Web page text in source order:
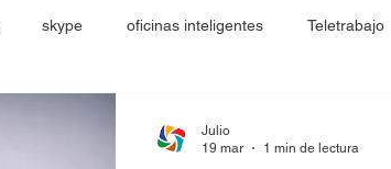
skype oficinas inteligentes Teletrabajo
Julio
19 mar
1 min de lectura